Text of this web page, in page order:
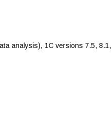
analysis), 1C versions 7.5, 8.1,